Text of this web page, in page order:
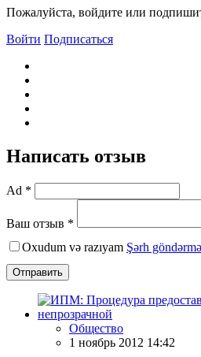
Пожалуйста, войдите или
Войти Подписаться
Написать отзыв
Ad *
Ваш отзыв *
Oxudum və razıyam Şərh
Отправить
Общество
1 ноябрь 2012 14:42